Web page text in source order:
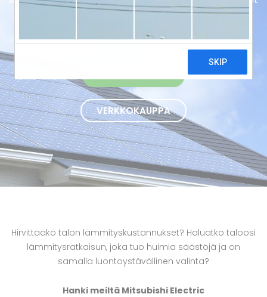
ja energiatehokkaat ilmavesilämpöpumput avaimet
VERKKOKAUPPA
Hirvittääkö talon lämmityskustannukset? Haluatko taloosi
lämmitysratkaisun, joka tuo huimia säästöjä ja on
samalla luontoystävällinen valinta?
Hanki meiltä Mitsubishi Electric